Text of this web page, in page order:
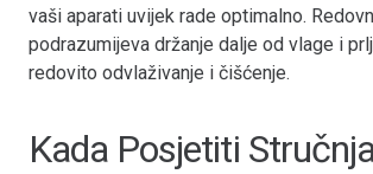
vaši aparati uvijek rade optimalno.
podrazumijeva držanje dalje od vlage i
redovito odvlaživanje i čišćenje.
Kada Posjetiti